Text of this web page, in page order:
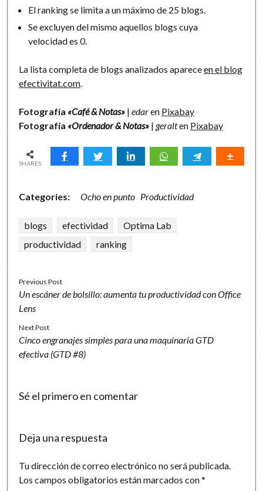
El ranking se limita a un máximo de 25 blogs.
Se excluyen del mismo aquellos blogs cuya
velocidad es 0.
La lista completa de blogs analizados apareceen el blog
efectivitat.com.
Fotografía «Café & Notas» |edaren Pixabay
Fotografía «Ordenador & Notas» |geralten Pixabay
SHARES
Categories: Ocho en punto Productividad
blogs efectividad
Optima Lab
productividad
ranking
Previous Post
Un escáner de bolsillo: aumenta tu productividad con Office
Lens
Next Post
Cinco engranajes simples para una maquinaria GTD
efectiva (GTD #8)
Sé el primero en comentar
Deja una respuesta
Tu dirección de correo electrónico no será publicada.
Los campos obligatorios están marcados con*